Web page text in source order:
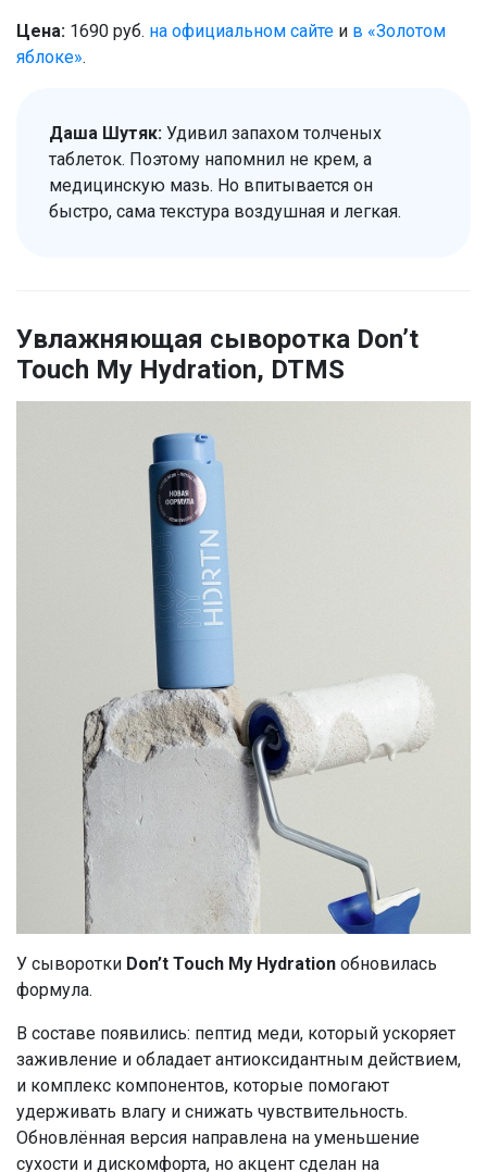
Цена: 1690 руб. на официальном сайте и в «Золотом
яблоке».
Даша Шутяк: Удивил запахом толченых
таблеток. Поэтому напомнил не крем, а
медицинскую мазь. Но впитывается он
быстро, сама текстура воздушная и легкая.
Увлажняющая сыворотка Don’t
Touch My Hydration, DTMS
У сыворотки Don’t Touch My Hydration обновилась
формула.
В составе появились: пептид меди, который ускоряет
заживление и обладает антиоксидантным действием,
и комплекс компонентов, которые помогают
удерживать влагу и снижать чувствительность.
Обновлённая версия направлена на уменьшение
сухости и дискомфорта, но акцент сделан на